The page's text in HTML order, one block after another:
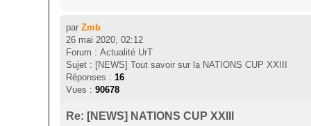
par Zmb
26 mai 2020, 02:12
Forum : Actualité UrT
Sujet : [NEWS] Tout savoir sur la NATIONS CUP XXIII
Réponses : 16
Vues : 90678
Re: [NEWS] NATIONS CUP XXIII